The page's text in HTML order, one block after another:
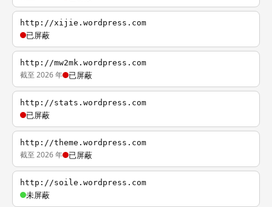
http://xijie.wordpress.com
已屏蔽
http://mw2mk.wordpress.com
截至 2026 年 已屏蔽
http://stats.wordpress.com
已屏蔽
http://theme.wordpress.com
截至 2026 年 已屏蔽
http://soile.wordpress.com
未屏蔽